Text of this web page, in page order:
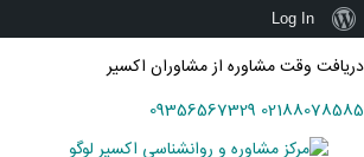
دریافت وقت مشاوره از مشاوران اکسیر
02188078585
09356567329
درباره
وردپرس
Log In